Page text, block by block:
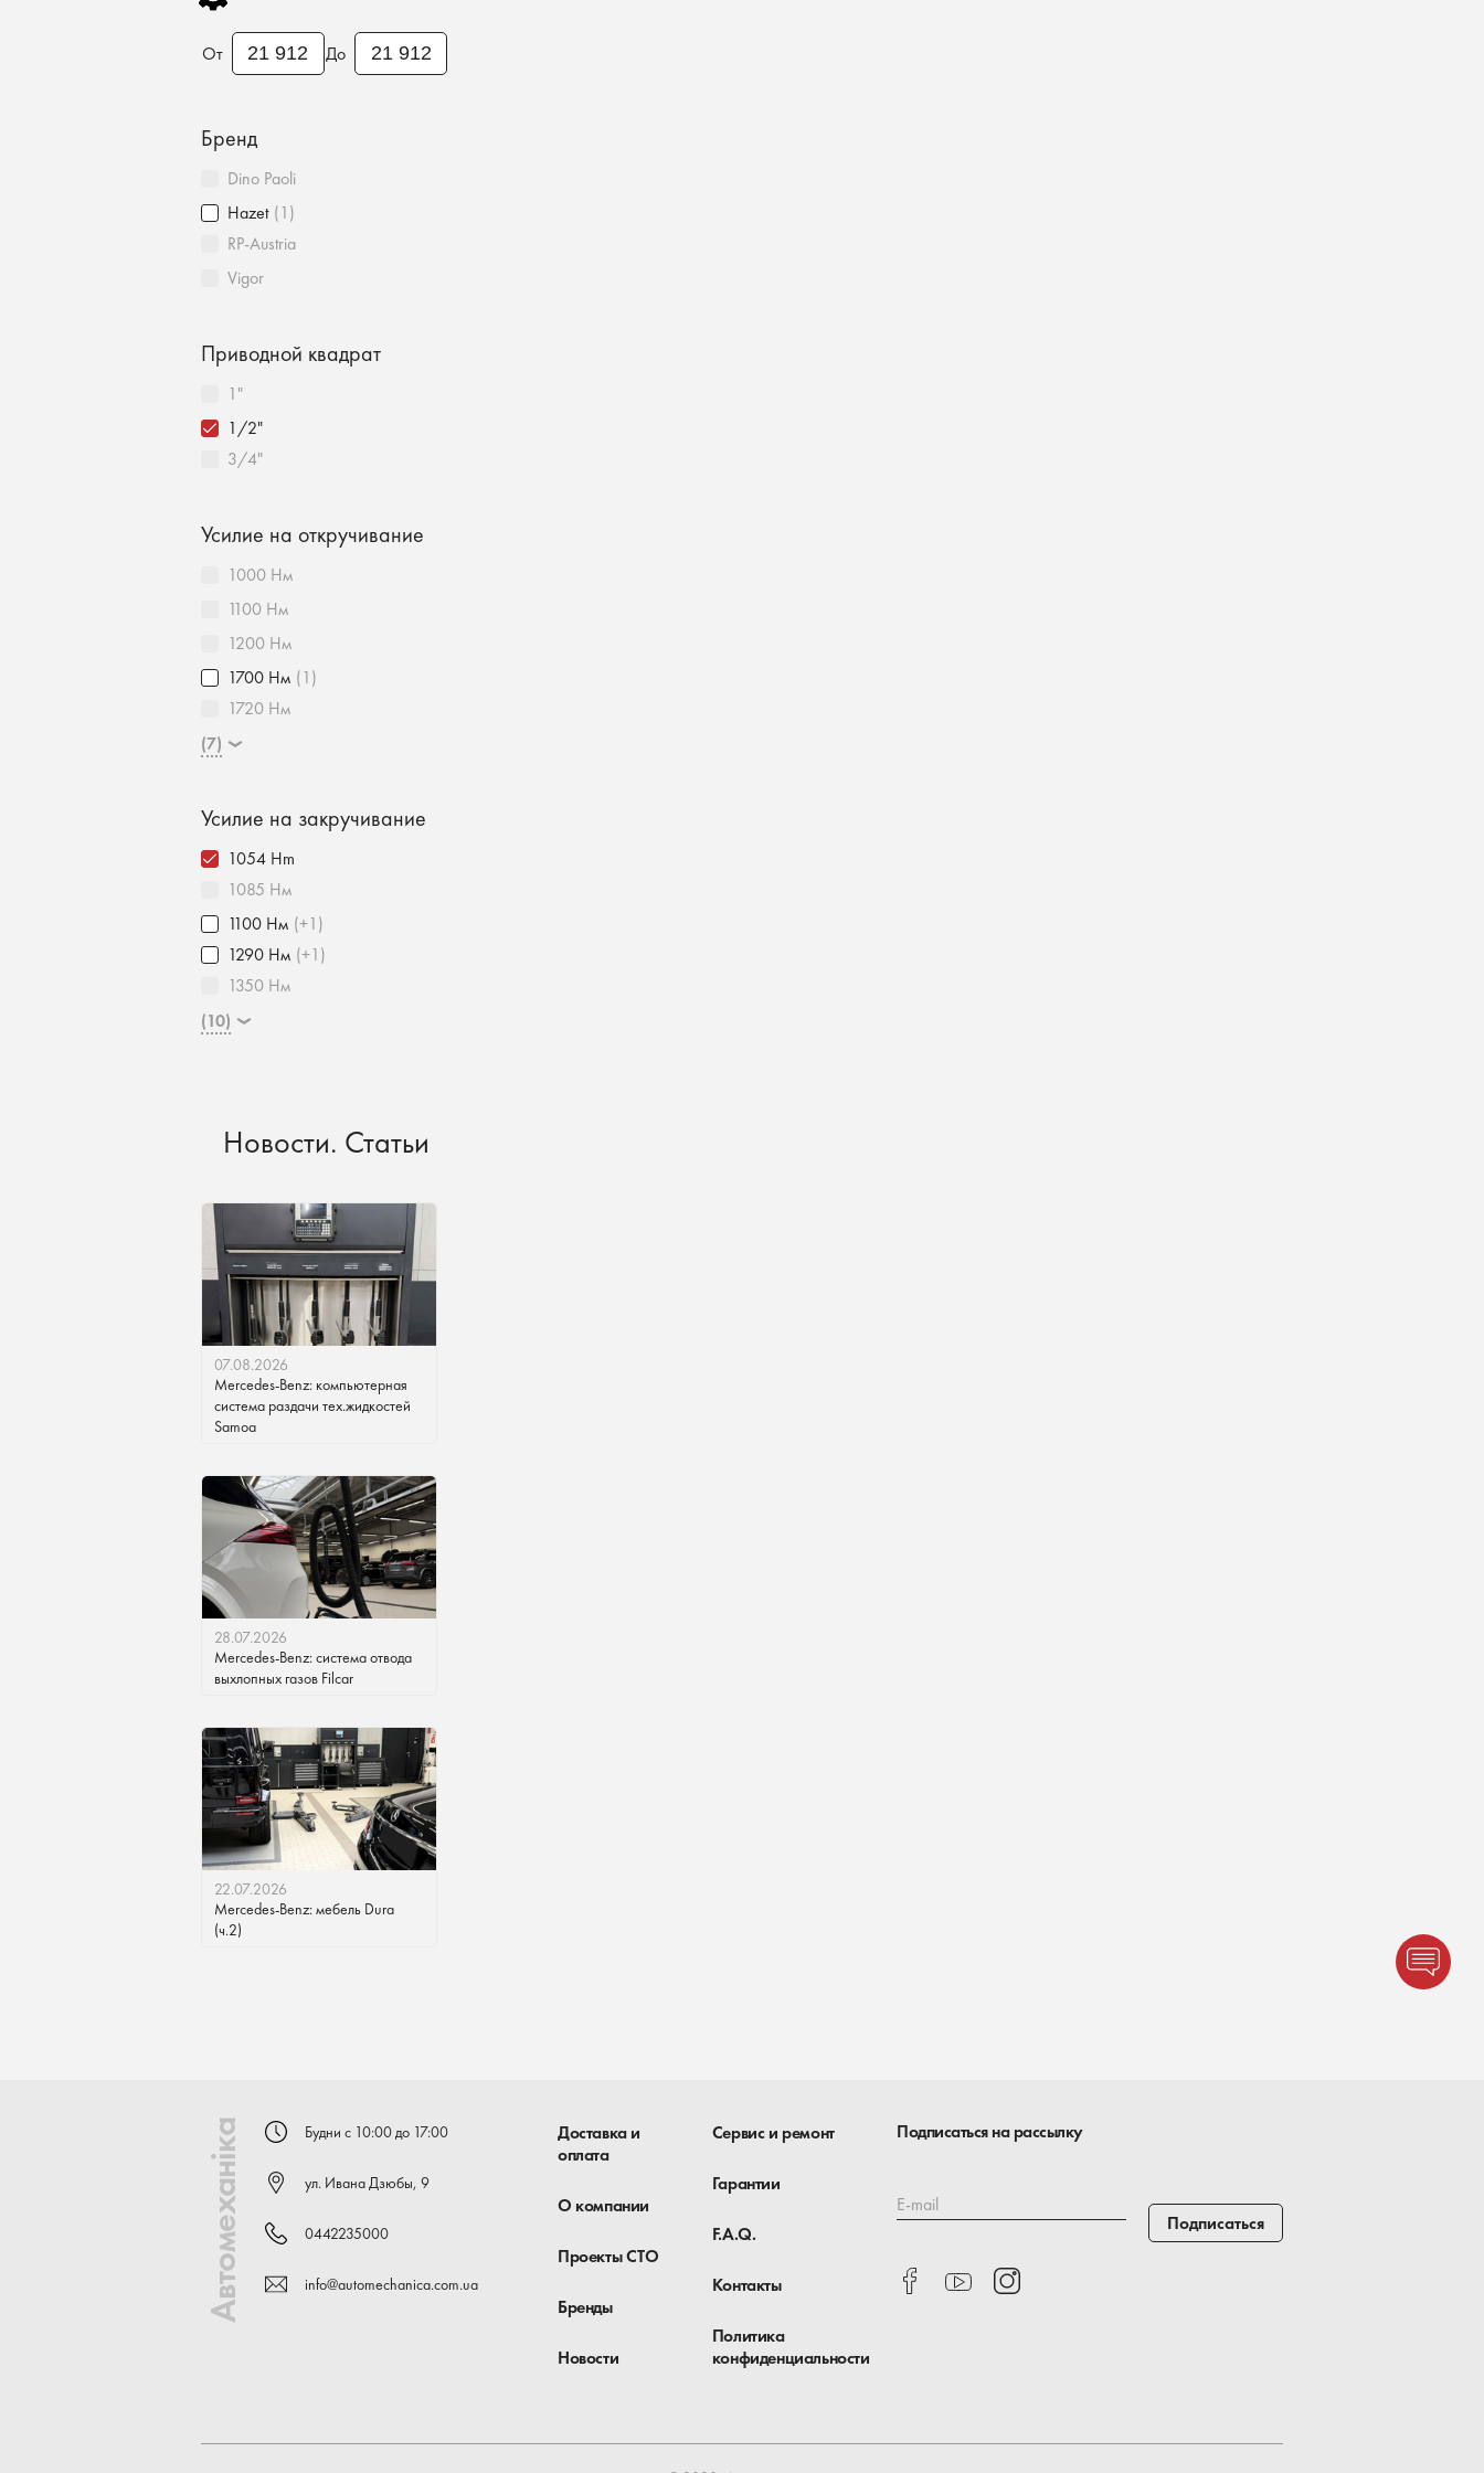
От До
Бренд
Dino Paoli
Hazet (1)
RP-Austria
Vigor
Приводной квадрат
1"
1/2"
3/4"
Усилие на откручивание
1000 Нм
1100 Нм
1200 Нм
1700 Нм (1)
1720 Нм
(7)
Усилие на закручивание
1054 Hm
1085 Нм
1100 Нм (+1)
1290 Нм (+1)
1350 Нм
(10)
Новости. Статьи
07.08.2026
Mercedes-Benz: компьютерная
система раздачи тех.жидкостей
Samoa
28.07.2026
Mercedes-Benz: система отвода
выхлопных газов Filcar
22.07.2026
Mercedes-Benz: мебель Dura
(ч.2)
Автомеханіка Будни с 10:00 до 17:00
ул. Ивана Дзюбы, 9
0442235000
info@automechanica.com.ua
Доставка и
оплата
О компании
Проекты СТО
Бренды
Новости
Сервис и ремонт
Гарантии
F.A.Q.
Контакты
Политика
конфиденциальности
Подписаться на рассылку
E-mail
Подписаться